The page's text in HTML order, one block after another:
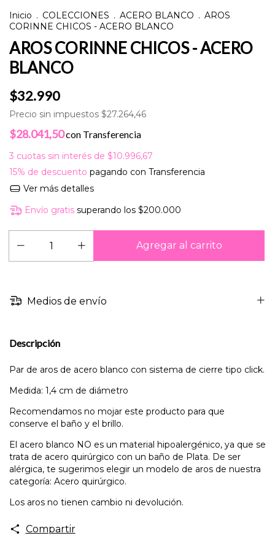
Inicio . COLECCIONES . ACERO BLANCO . AROS
CORINNE CHICOS - ACERO BLANCO
AROS CORINNE CHICOS - ACERO
BLANCO
$32.990
Precio sin impuestos $27.264,46
$28.041,50con Transferencia
3 cuotas sin interés de $10.996,67
15% de descuento pagando con Transferencia
Ver más detalles
Envío gratis superando los$200.000
Medios de envío
Descripción
Par de aros de acero blanco con sistema de cierre tipo click.
Medida: 1,4 cm de diámetro
Recomendamos no mojar este producto para que
conserve el baño y el brillo.
El acero blanco NO es un material hipoalergénico, ya que se
trata de acero quirúrgico con un baño de Plata. De ser
alérgica, te sugerimos elegir un modelo de aros de nuestra
categoría: Acero quirúrgico.
Los aros no tienen cambio ni devolución.
Compartir